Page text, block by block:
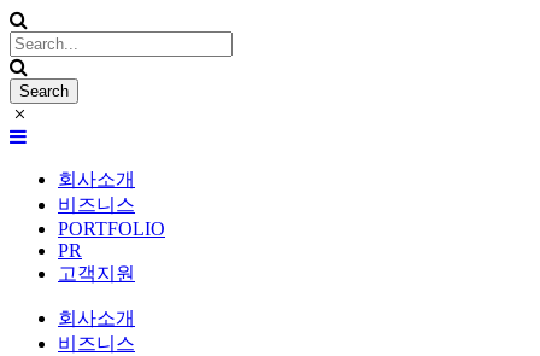
회사소개
비즈니스
PORTFOLIO
PR
고객지원
회사소개
비즈니스